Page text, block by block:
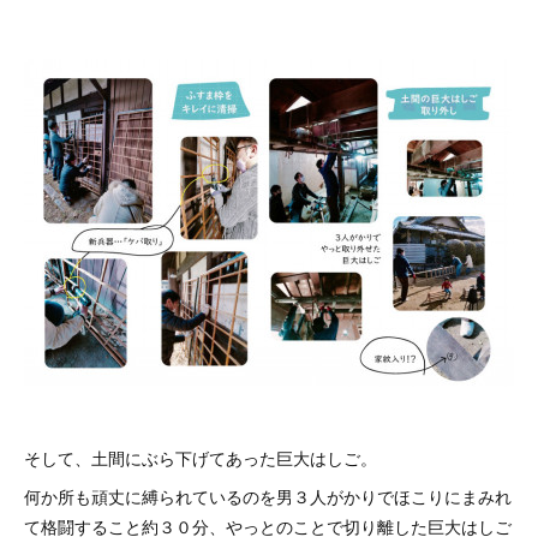
そして、土間にぶら下げてあった巨大はしご。
何か所も頑丈に縛られているのを男３人がかりでほこりにまみれ
て格闘すること約３０分、やっとのことで切り離した巨大はしご